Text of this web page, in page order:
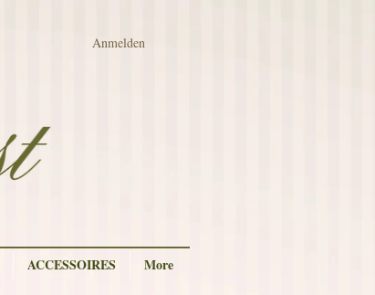
Anmelden
ACCESSOIRES More